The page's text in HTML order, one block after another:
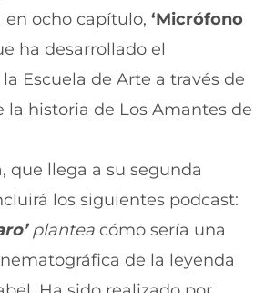
en ocho capítulo, ‘Micrófono
ha desarrollado el
Escuela de Arte a través de
la historia de Los Amantes de
que llega a su segunda
los siguientes podcast:
plantea cómo sería una
de la leyenda